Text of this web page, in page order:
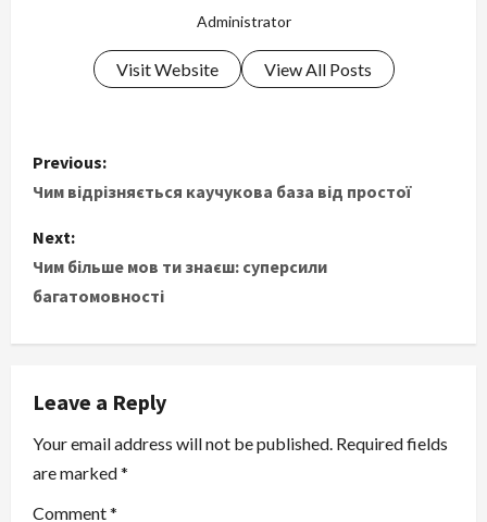
Administrator
Visit Website View All Posts
P
o
s
t
n
v
i
Previous:
Чим відрізняється каучукова база від простої
Next:
Чим більше мов ти знаєш: суперсили
багатомовності
Leave a Reply
Your email address will not be published. Required fields
are marked*
Comment*